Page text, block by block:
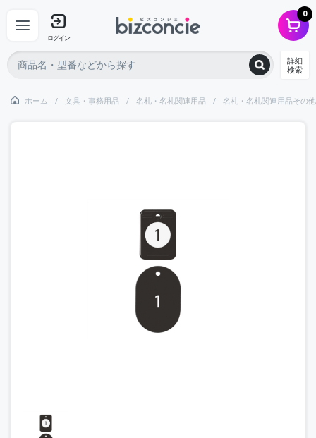
ログイン
0
詳細
検索
ホーム 文具・事務用品 名札・名札関連用品 名札・名札関連用品その他